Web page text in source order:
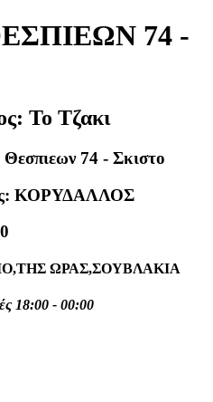
74 -
Το Τζακι
Θεσπιεων 74 - Σκιστο
ΚΟΡΥΔΑΛΛΟΣ
ΩΡΑΣ,ΣΟΥΒΛΑΚΙΑ
18:00 - 00:00